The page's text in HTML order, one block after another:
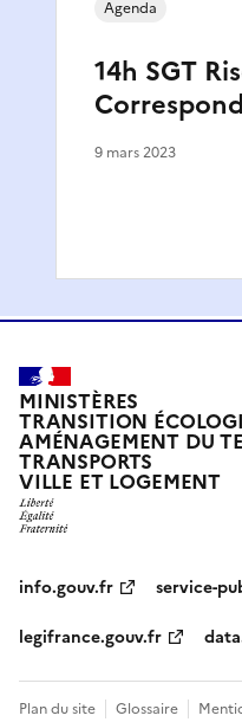
14h SGT
Agenda
9 mars 2023
MINISTÈRES
TRANSITION
AMÉNAGEMENT DU
TRANSPORTS
VILLE ET LOGEMENT
info.gouv.fr
service-
legifrance.gouv.fr
Plan du site Glossaire